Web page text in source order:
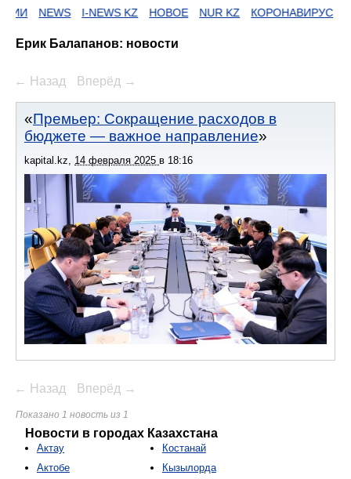
NEWS I-NEWS KZ НОВОЕ NUR KZ КОРОНАВИРУС
Ерик Балапанов: новости
← Назад Вперёд →
Премьер: Сокращение расходов в
бюджете — важное направление
kapital.kz, 14 февраля 2025 в 18:16
← Назад Вперёд →
Показано 1 новость из 1
Новости в городах Казахстана
Актау
Актобе
Костанай
Кызылорда